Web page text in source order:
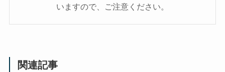
いますので、ご注意ください。
関連記事